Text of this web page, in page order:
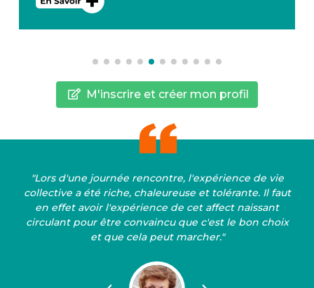
M'inscrire et créer mon profil
"Lors d'une journée rencontre, l'expérience de vie
collective a été riche, chaleureuse et tolérante. Il faut
en effet avoir l'expérience de cet affect naissant
circulant pour être convaincu que c'est le bon choix
et que cela peut marcher."